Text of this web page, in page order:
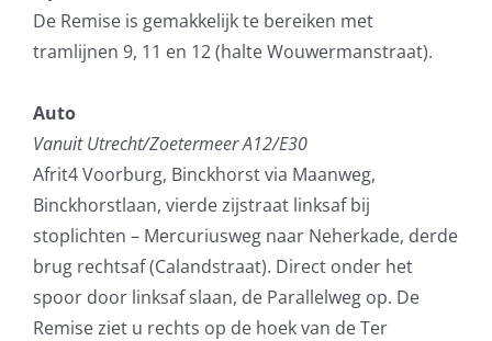
De Remise is gemakkelijk te bereiken met
tramlijnen 9, 11 en 12 (halte Wouwermanstraat).
Auto
Vanuit Utrecht/Zoetermeer A12/E30
Afrit4 Voorburg, Binckhorst via Maanweg,
Binckhorstlaan, vierde zijstraat linksaf bij
stoplichten – Mercuriusweg naar Neherkade, derde
brug rechtsaf (Calandstraat). Direct onder het
spoor door linksaf slaan, de Parallelweg op. De
Remise ziet u rechts op de hoek van de Ter